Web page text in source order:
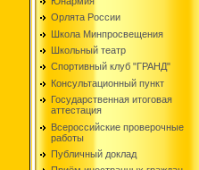
Орлята России
Школа Минпросвещения
Школьный театр
Спортивный клуб "ГРАНД"
Консультационный пункт
Государственная итоговая
аттестация
Всероссийские проверочные
работы
Публичный доклад